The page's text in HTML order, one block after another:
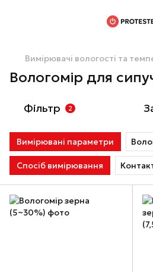
Вимірювачі вологості та
Вологомір для
Фільтр 2
Вимірювані параметри
Спосіб вимірювання